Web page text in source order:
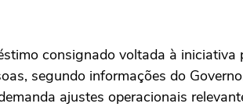
consignado voltada à
segundo informações do
ajustes operacionais